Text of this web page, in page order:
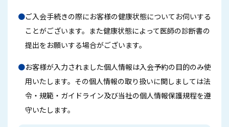
●ご入会手続きの際にお客様の健康状態についてお伺いする
ことがございます。また健康状態によって医師の診断書の
提出をお願いする場合がございます。
●お客様が入力されました個人情報は入会予約の目的のみ使
用いたします。その個人情報の取り扱いに関しましては法
令・規範・ガイドライン及び当社の個人情報保護規程を遵
守いたします。